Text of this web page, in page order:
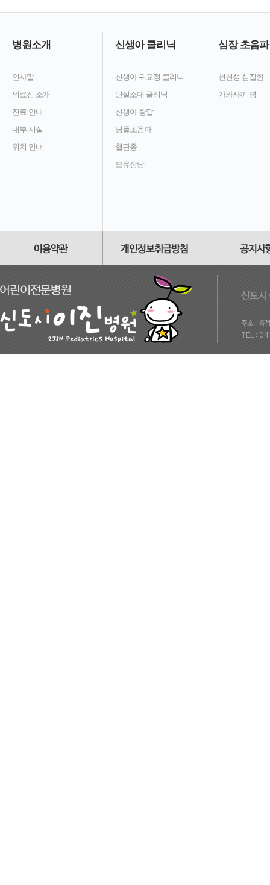
병원소개
인사말
의료진 소개
진료 안내
내부 시설
위치 안내
신생아 클리닉
신생아 귀교정 클리닉
단설소대 클리닉
신생아 황달
딤플초음파
혈관종
모유상담
심장 초음파
선천성 심질환
가와사끼 병
주소 : 충
TEL :